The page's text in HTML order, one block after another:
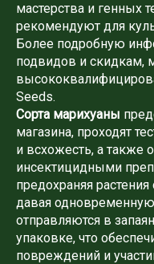
мастерства и генных
рекомендуют для
Более подробную
подвидов и скидкам,
Seeds.
Сорта марихуаны
магазина, проходят
и всхожесть, а также
инсектицидными
предохраняя
давая
отправляются в
упаковке, что
повреждений и